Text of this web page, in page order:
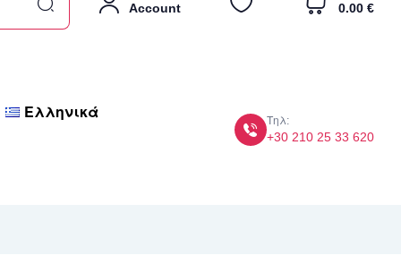
Account 0.00 €
Ελληνικά Τηλ:
+30 210 25 33 620